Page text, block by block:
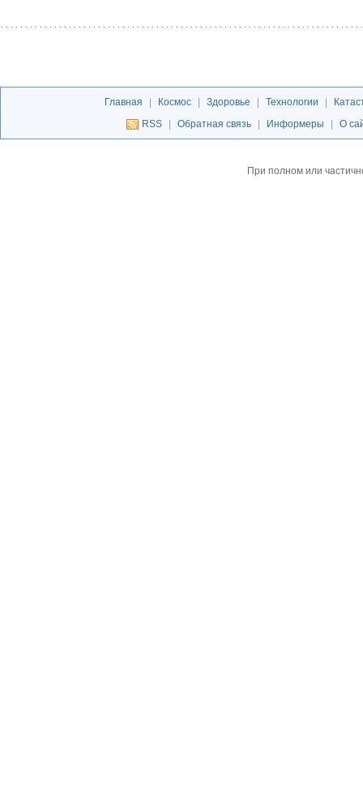
Главная Космос Здоровье Технологии
RSS
Обратная связь Информеры О
При полном или